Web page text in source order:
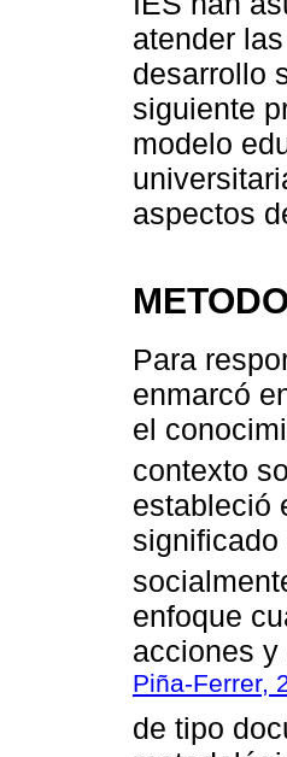
atender
desarrollo
siguiente
modelo
aspectos
Para
enmarcó
el
contexto
estableció
enfoque
acciones
Piña-Ferrer,
de tipo